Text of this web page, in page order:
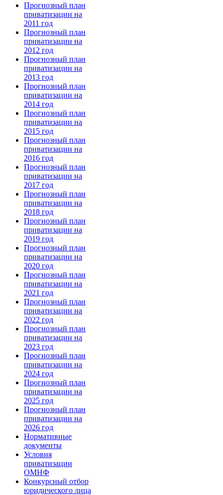
Прогнозный план
приватизации на
2011 год
Прогнозный план
приватизации на
2012 год
Прогнозный план
приватизации на
2013 год
Прогнозный план
приватизации на
2014 год
Прогнозный план
приватизации на
2015 год
Прогнозный план
приватизации на
2016 год
Прогнозный план
приватизации на
2017 год
Прогнозный план
приватизации на
2018 год
Прогнозный план
приватизации на
2019 год
Прогнозный план
приватизации на
2020 год
Прогнозный план
приватизации на
2021 год
Прогнозный план
приватизации на
2022 год
Прогнозный план
приватизации на
2023 год
Прогнозный план
приватизации на
2024 год
Прогнозный план
приватизации на
2025 год
Прогнозный план
приватизации на
2026 год
Нормативные
документы
Условия
приватизации
ОМНФ
Конкурсный отбор
юридического лица